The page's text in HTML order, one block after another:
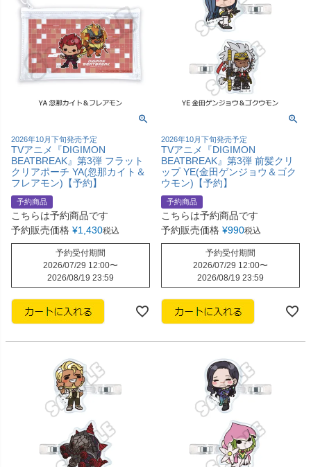
2026年10月下旬発売予定
TVアニメ『DIGIMON
BEATBREAK』第3弾 フラット
クリアポーチ YA(忽那カイト＆
フレアモン)【予約】
予約商品
こちらは予約商品です
予約販売価格 ¥1,430税込
予約受付期間
2026/07/29 12:00〜
2026/08/19 23:59
2026年10月下旬発売予定
TVアニメ『DIGIMON
BEATBREAK』第3弾 前髪クリ
ップ YE(金田ゲンジョウ＆ゴク
ウモン)【予約】
予約商品
こちらは予約商品です
予約販売価格 ¥990税込
予約受付期間
2026/07/29 12:00〜
2026/08/19 23:59